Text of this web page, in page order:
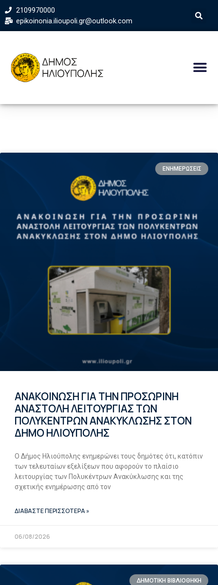
2109970000
epikoinonia.ilioupoli.gr@outlook.com
ΕΝΗΜΕΡΩΣΕΙΣ
ΑΝΑΚΟΙΝΩΣΗ ΓΙΑ ΤΗΝ ΠΡΟΣΩΡΙΝΗ
ΑΝΑΣΤΟΛΗ ΛΕΙΤΟΥΡΓΙΑΣ ΤΩΝ
ΠΟΛΥΚΕΝΤΡΩΝ ΑΝΑΚΥΚΛΩΣΗΣ ΣΤΟΝ
ΔΗΜΟ ΗΛΙΟΥΠΟΛΗΣ
Ο Δήμος Ηλιούπολης ενημερώνει τους δημότες ότι, κατόπιν
των τελευταίων εξελίξεων που αφορούν το πλαίσιο
λειτουργίας των Πολυκέντρων Ανακύκλωσης και της
σχετικής ενημέρωσης από τον
ΔΙΑΒΑΣΤΕ ΠΕΡΙΣΣΟΤΕΡΑ »
06/08/2026
ΔΗΜΟΤΙΚΉ ΒΙΒΛΙΟΘΉΚΗ